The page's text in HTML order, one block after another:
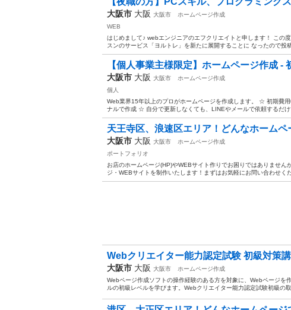
大阪市 大阪 大阪市
ホームページ作成
WEB
はじめまして♪ webエンジニアのエフクリエイトと申します！ この
スンのサービス「ヨルトレ」を新たに展開することに なったので投
【個人事業主様限定】ホームページ作成 -
大阪市 大阪 大阪市
ホームページ作成
個人
Web業界15年以上のプロがホームページを作成します。 ☆ 初期費
ナルで作成 ☆ 自分で更新しなくても、LINEやメールで依頼するだけ
天王寺区、浪速区エリア！どんなホーム
大阪市 大阪 大阪市
ホームページ作成
ポートフォリオ
お店のホームページ(HP)やWEBサイト作りでお困りではありませ
ジ・WEBサイトを制作いたします！まずはお気軽にお問い合わせく
Webクリエイター能力認定試験 初級対策
大阪市 大阪 大阪市
ホームページ作成
Webページ作成ソフトの操作経験のある方を対象に、Webページを
ルの初級レベルを学びます。Webクリエイター能力認定試験初級の